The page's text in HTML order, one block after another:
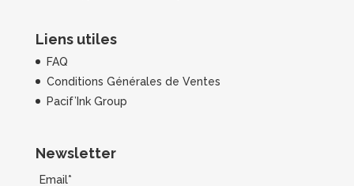
Liens utiles
FAQ
Conditions Générales de Ventes
Pacif’Ink Group
Newsletter
Email*